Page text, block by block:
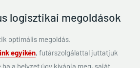
logisztikai megoldások
optimális megoldás.
egyikén, futárszolgálattal juttatjuk
a helyzet úgy kívánja meg, saját